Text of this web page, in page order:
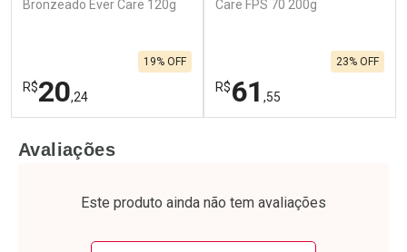
Bronzeado Ever Care 120g
R$20,24
19% OFF
Laboratório
Por Menos
Care FPS 70 200g
R$61 ,55
23% OFF
Laboratório
Por Menos
Avaliações
Este produto ainda não tem avaliações